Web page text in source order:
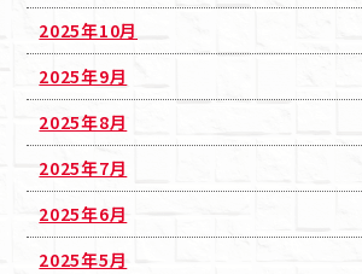
2025年10月
2025年9月
2025年8月
2025年7月
2025年6月
2025年5月